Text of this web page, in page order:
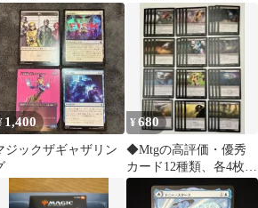
語4枚 まとめ売り
1,400
ジックザギャザリン
¥680
◆Mtgの高評価・優秀
カード12種類、各4枚セ
ット